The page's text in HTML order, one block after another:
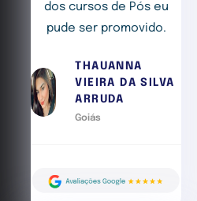
dos cursos de Pós eu
pude ser promovido.
THAUANNA
VIEIRA DA SILVA
ARRUDA
Goiás